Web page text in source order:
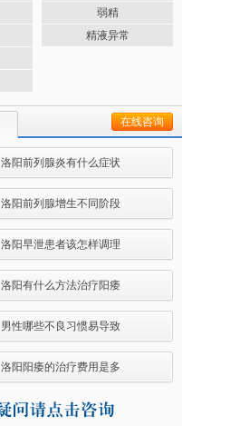
弱精
精液异常
在线咨询
洛阳前列腺炎有什么症状
洛阳前列腺增生不同阶段
洛阳早泄患者该怎样调理
洛阳有什么方法治疗阳痿
男性哪些不良习惯易导致
洛阳阳痿的治疗费用是多